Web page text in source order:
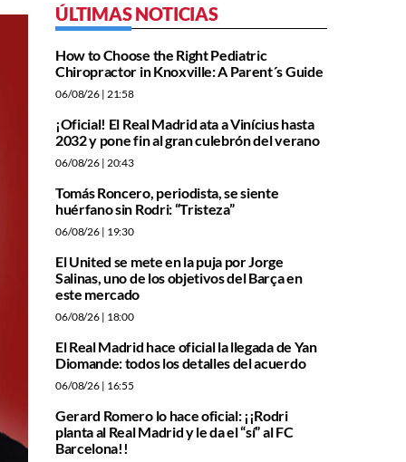
ÚLTIMAS NOTICIAS
How to Choose the Right Pediatric
Chiropractor in Knoxville: A Parent´s Guide
06/08/26 | 21:58
¡Oficial! El Real Madrid ata a Vinícius hasta
2032 y pone fin al gran culebrón del verano
06/08/26 | 20:43
Tomás Roncero, periodista, se siente
huérfano sin Rodri: “Tristeza”
06/08/26 | 19:30
El United se mete en la puja por Jorge
Salinas, uno de los objetivos del Barça en
este mercado
06/08/26 | 18:00
El Real Madrid hace oficial la llegada de Yan
Diomande: todos los detalles del acuerdo
06/08/26 | 16:55
Gerard Romero lo hace oficial: ¡¡Rodri
planta al Real Madrid y le da el “sí” al FC
Barcelona!!